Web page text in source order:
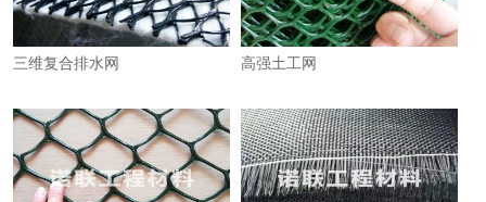
三维复合排水网 高强土工网